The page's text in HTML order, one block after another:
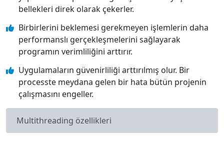
bellekleri direk olarak çekerler.
Birbirlerini beklemesi gerekmeyen işlemlerin daha
performanslı gerçekleşmelerini sağlayarak
programın verimliliğini arttırır.
Uygulamaların güvenirliliği arttırılmış olur. Bir
processte meydana gelen bir hata bütün projenin
çalışmasını engeller.
Multithreading özellikleri